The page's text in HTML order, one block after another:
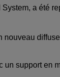
a été
nouveau
un support en